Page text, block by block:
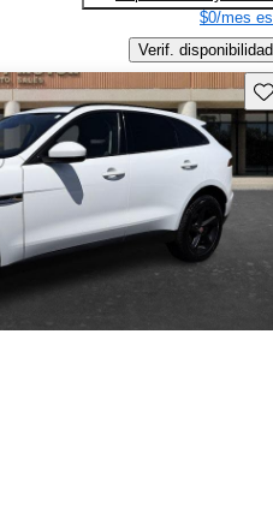
$0/mes
Verif. disponibilidad